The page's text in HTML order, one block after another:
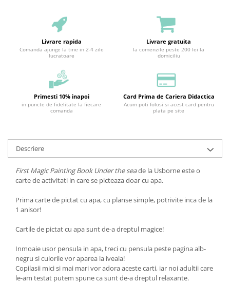
Livrare rapida
Comanda ajunge la tine in 2-4 zile
lucratoare
Livrare gratuita
la comenzile peste 200 lei la
domiciliu
Primesti 10% inapoi
in puncte de fidelitate la fiecare
comanda
Card Prima de Cariera Didactica
Acum poti folosi si acest card pentru
plata pe site
Descriere
First Magic Painting Book Under the seade la Usborne este o
carte de activitati in care se picteaza doar cu apa.
Prima carte de pictat cu apa, cu planse simple, potrivite inca de la
1 anisor!
Cartile de pictat cu apa sunt de-a dreptul magice!
Inmoaie usor pensula in apa, treci cu pensula peste pagina alb-
negru si culorile vor aparea la iveala!
Copilasii mici si mai mari vor adora aceste carti, iar noi adultii care
le-am testat putem spune ca sunt de-a dreptul relaxante.